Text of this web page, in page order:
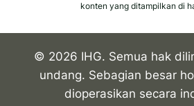
konten yang ditampilkan di
© 2026 IHG. Semua hak
undang. Sebagian besar
dioperasikan secara